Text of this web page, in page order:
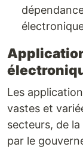
Les
vastes et
secteurs, de
par le